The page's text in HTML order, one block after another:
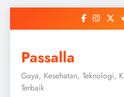
Passalla
Gaya, Kesehatan, Teknologi,
Terbaik